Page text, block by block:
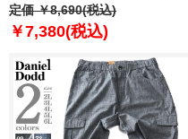
ウォッシャブル 消臭抗菌
azs2535-sps
定価 ￥8,690(税込)
￥7,380(税込)